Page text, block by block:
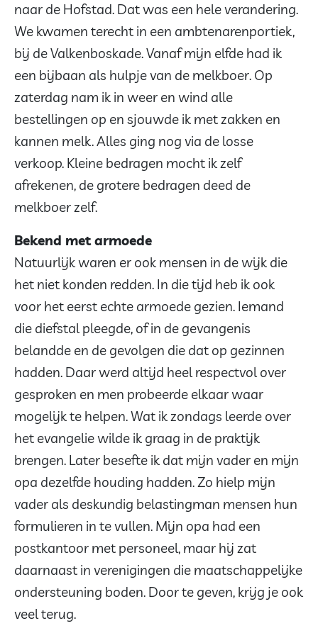
naar de Hofstad. Dat was een hele verandering.
We kwamen terecht in een ambtenarenportiek,
bij de Valkenboskade. Vanaf mijn elfde had ik
een bijbaan als hulpje van de melkboer. Op
zaterdag nam ik in weer en wind alle
bestellingen op en sjouwde ik met zakken en
kannen melk. Alles ging nog via de losse
verkoop. Kleine bedragen mocht ik zelf
afrekenen, de grotere bedragen deed de
melkboer zelf.
Bekend met armoede
Natuurlijk waren er ook mensen in de wijk die
het niet konden redden. In die tijd heb ik ook
voor het eerst echte armoede gezien. Iemand
die diefstal pleegde, of in de gevangenis
belandde en de gevolgen die dat op gezinnen
hadden. Daar werd altijd heel respectvol over
gesproken en men probeerde elkaar waar
mogelijk te helpen. Wat ik zondags leerde over
het evangelie wilde ik graag in de praktijk
brengen. Later besefte ik dat mijn vader en mijn
opa dezelfde houding hadden. Zo hielp mijn
vader als deskundig belastingman mensen hun
formulieren in te vullen. Mijn opa had een
postkantoor met personeel, maar hij zat
daarnaast in verenigingen die maatschappelijke
ondersteuning boden. Door te geven, krijg je ook
veel terug.